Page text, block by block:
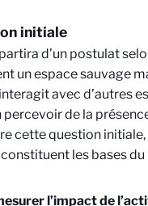
initiale
d’un postulat
un espace sauvage
avec d’autres
percevoir de la
cette question
les bases
l’impact de